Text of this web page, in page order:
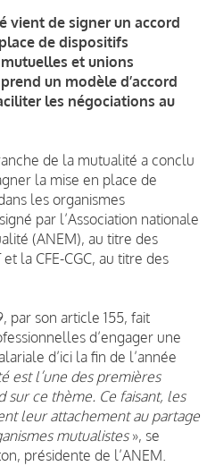
vient de signer un accord
de dispositifs
et unions
un modèle d’accord
les négociations au
de la mutualité a conclu
la mise en place de
les organismes
par l’Association nationale
(ANEM), au titre des
la CFE-CGC, au titre des
par son article 155, fait
d’engager une
d’ici la fin de l’année
est l’une des premières
sur ce thème. Ce faisant, les
leur attachement au partage
mutualistes», se
présidente de l’ANEM